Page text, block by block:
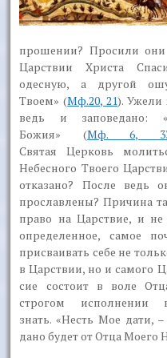
прошении? Просили
Царствии Христа
одесную,
а другой
Твоем» (Мф.20, 21). Ужели
ведь и заповедано:
Божия» (Мф. 6,
Святая Церковь
Небесного Твоего
отказано? После ведь
прославлены? Причина
право на Царствие, и
определенное, самое
присваивать себе не
в Царствии, но и самого
сие состоит в воле
строгом исполнении
знать.«Несть Мое дати,
дано будетот Отца Моего